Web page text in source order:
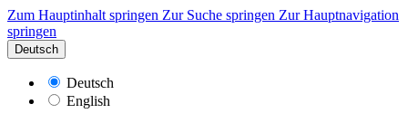
Zum Hauptinhalt springen Zur Suche springen Zur Hauptnavigation
springen
Deutsch
Deutsch
English